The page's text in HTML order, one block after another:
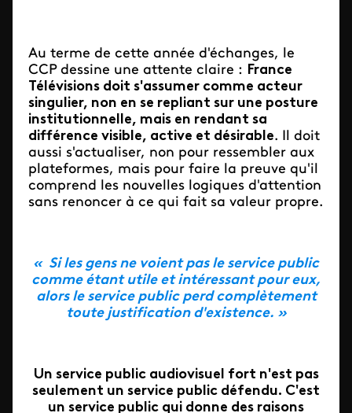
Au terme de cette année d'échanges, le
CCP dessine une attente claire : France
Télévisions doit s'assumer comme acteur
singulier, non en se repliant sur une posture
institutionnelle, mais en rendant sa
différence visible, active et désirable. Il doit
aussi s'actualiser, non pour ressembler aux
plateformes, mais pour faire la preuve qu'il
comprend les nouvelles logiques d'attention
sans renoncer à ce qui fait sa valeur propre.
« Si les gens ne voient pas le service public
comme étant utile et intéressant pour eux,
alors le service public perd complètement
toute justification d'existence. »
Un service public audiovisuel fort n'est pas
seulement un service public défendu. C'est
un service public qui donne des raisons